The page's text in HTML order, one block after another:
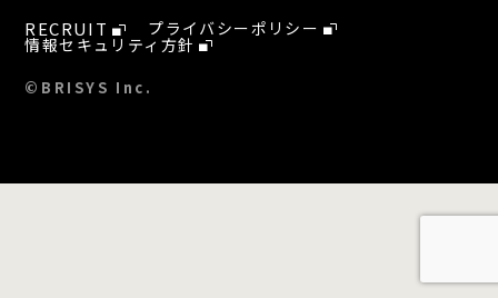
RECRUIT プライバシーポリシー
情報セキュリティ方針
©BRISYS Inc.